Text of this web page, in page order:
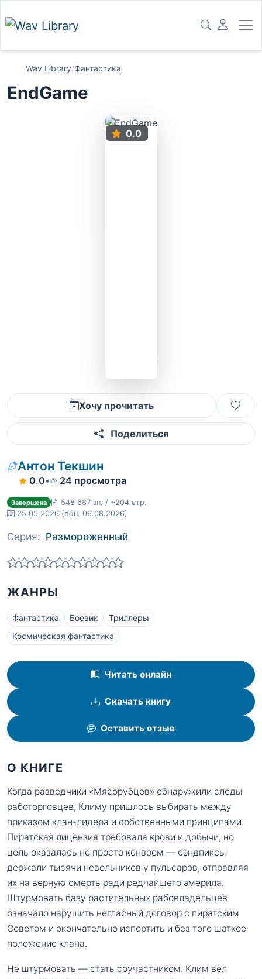
Wav Library/Фантастика
EndGame
0.0
Хочу прочитать
Поделиться
Антон Текшин
0.0• 24 просмотра
Завершена
548 687 зн. / ~204 стр.
25.05.2026 (обн. 06.08.2026)
Серия: Размороженный
ЖАНРЫ
Фантастика Боевик
Триллеры
Космическая фантастика
Читать онлайн
Скачать книгу
Оставить отзыв
О КНИГЕ
Когда разведчики «Мясорубцев» обнаружили следы
работорговцев, Климу пришлось выбирать между
приказом клан-лидера и собственными принципами.
Пиратская лицензия требовала крови и добычи, но
цель оказалась не просто конвоем — сэндпиксы
держали тысячи невольников у пульсаров, отправляя
их на верную смерть ради редчайшего эмерила.
Штурмовать базу растительных рабовладельцев
означало нарушить негласный договор с пиратским
Советом и окончательно испортить и без того шаткое
положение клана.
Не штурмовать — стать соучастником. Клим вёл